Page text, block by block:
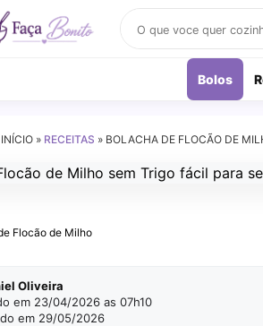
receitas
Bolos
INÍCIO » RECEITAS » BOLACHA DE FLOCÃO DE
Flocão de Milho
Oliveira
em 23/04/2026 as 07h10
em 29/05/2026